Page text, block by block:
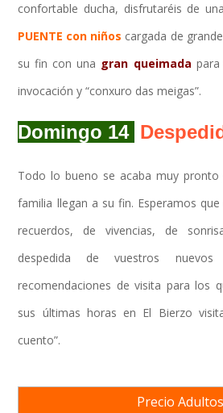
confortable ducha, disfrutaréis de una
PUENTE con niños cargada de
su fin con una gran queimada
invocación y “conxuro das meigas”.
Domingo 14
Todo lo bueno se acaba muy pronto
familia llegan a su fin. Esperamos
recuerdos, de vivencias, de
despedida de vuestros
recomendaciones de visita para los
sus últimas horas en El Bierzo
cuento”.
Precio Adultos